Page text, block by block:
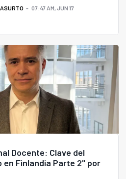
07:47 AM, JUN 17
Docente: Clave del
Finlandia Parte 2" por